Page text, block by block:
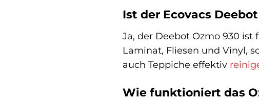
Ist der Ecovacs
Ja, der Deebot Ozmo 930
Laminat, Fliesen und Vinyl,
auch Teppiche effektiv
Wie funktioniert das